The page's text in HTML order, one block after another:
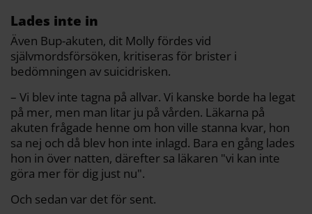
Lades inte in
Även Bup-akuten, dit Molly fördes vid
självmordsförsöken, kritiseras för brister i
bedömningen av suicidrisken.
– Vi blev inte tagna på allvar. Vi kanske borde ha legat
på mer, men man litar ju på vården. Läkarna på
akuten frågade henne om hon ville stanna kvar, hon
sa nej och då blev hon inte inlagd. Bara en gång lades
hon in över natten, därefter sa läkaren "vi kan inte
göra mer för dig just nu".
Och sedan var det för sent.